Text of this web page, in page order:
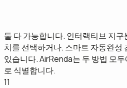
둘 다 가능합니다. 인터랙티브 지
치를 선택하거나, 스마트 자동완성
있습니다. AirRenda는 두 방법 모
로 식별합니다.
11